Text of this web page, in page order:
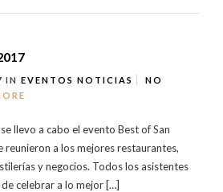
IN EVENTOS NOTICIAS
NO
llevo a cabo el evento Best of San
a los mejores restaurantes,
y negocios. Todos los asistentes
celebrar a lo mejor […]